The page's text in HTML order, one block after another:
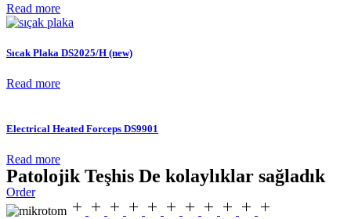
Read more
Sıcak Plaka DS2025/H (new)
Read more
Electrical Heated Forceps DS9901
Read more
Patolojik Teşhis De kolaylıklar sağladık
Order